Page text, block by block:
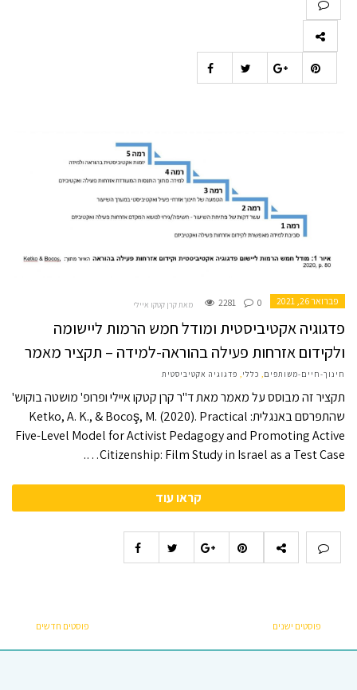
פברואר 26, 2021 2281 0 מאת קרן קטקו איילי
פדגוגיה אקטיביסטית ומודל חמש הרמות ליישומה
ולקידום אזרחות פעילה בהוראה-למידה – תקציר מאמר
חינוך-חיים-משותפים, כללי, פדגוגיה אקטיביסטית
תקציר זה מבוסס על מאמר מאת ד"ר קרן קטקו איילי ופרופ' מושטה בוקוש'
שהתפרסם באנגלית: Ketko, A. K., & Bocoş, M. (2020). Practical
Five-Level Model for Activist Pedagogy and Promoting Active
Citizenship: Film Study in Israel as a Test Case….
קראו עוד
פוסטים ישנים פוסטים חדשים